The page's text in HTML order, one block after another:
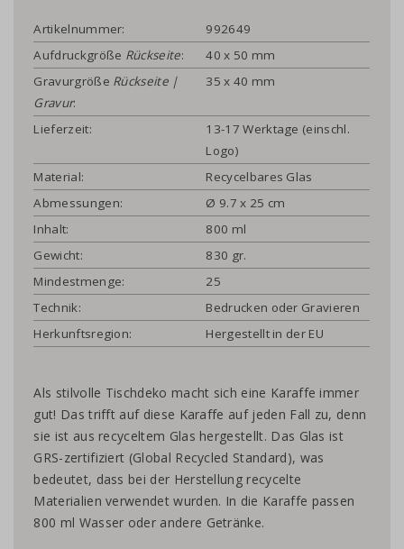
Artikelnummer:
992649
Aufdruckgröße Rückseite:
40 x 50 mm
Gravurgröße Rückseite |
Gravur:
35 x 40 mm
Lieferzeit:
13-17 Werktage (einschl.
Logo)
Material:
Recycelbares Glas
Abmessungen:
Ø 9.7 x 25 cm
Inhalt:
800 ml
Gewicht:
830 gr.
Mindestmenge:
25
Technik:
Bedrucken oder Gravieren
Herkunftsregion:
Hergestellt in der EU
Als stilvolle Tischdeko macht sich eine Karaffe immer
gut! Das trifft auf diese Karaffe auf jeden Fall zu, denn
sie ist aus recyceltem Glas hergestellt. Das Glas ist
GRS-zertifiziert (Global Recycled Standard), was
bedeutet, dass bei der Herstellung recycelte
Materialien verwendet wurden. In die Karaffe passen
800 ml Wasser oder andere Getränke.